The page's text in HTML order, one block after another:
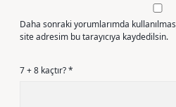
Daha sonraki yorumlarımda
site adresim bu tarayıcıya kaydedilsin.
7 + 8 kaçtır?*